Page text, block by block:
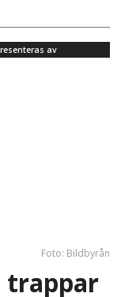
av
Foto: Bildbyrån
trappar